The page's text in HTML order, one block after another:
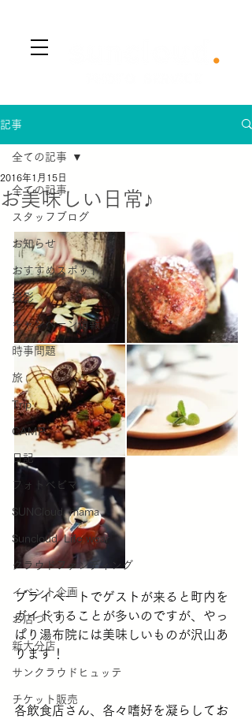
記事
全ての記事
スタッフブログ
お知らせ
おすすめスポット
撮影
キャンペーン情報
時事問題
旅
Trip
CAMP
日記
フォトベビマ
SUNCloud. mama
Suncloud. Life wear
クラウドファンディング
イベント企画
お店づくり
新大分店
サンクラウドヒュッテ
チケット販売
全ての記事
お美味しい日常♪
2016年1月15日
プライベートでゲストが来ると町内を
ガイドすることが多いのですが、やっ
ぱり湯布院には美味しいものが沢山あ
ります！
各飲食店さん、各々嗜好を凝らしてお